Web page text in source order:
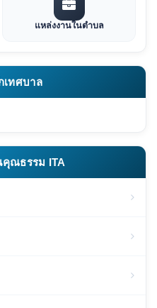
แหล่งงานในตำบล
เทศบาล
คุณธรรม ITA